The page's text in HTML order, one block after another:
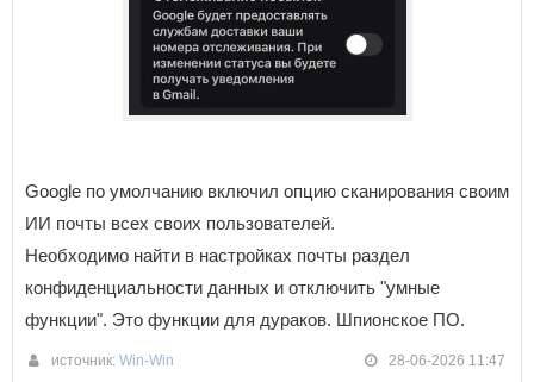
Google по умолчанию включил опцию сканирования своим
ИИ почты всех своих пользователей.
Необходимо найти в настройках почты раздел
конфиденциальности данных и отключить "умные
функции". Это функции для дураков. Шпионское ПО.
источник: Win-Win 28-06-2026 11:47